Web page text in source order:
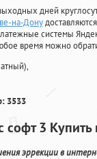
дней
на-Дону
системы
время можно
3533
софт 3
эррекции в